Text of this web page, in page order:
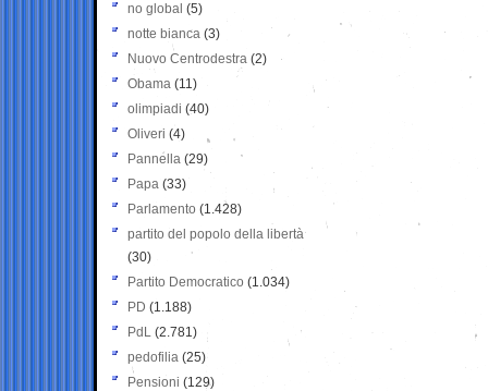
no global (5)
notte bianca (3)
Nuovo Centrodestra (2)
Obama (11)
olimpiadi (40)
Oliveri (4)
Pannella (29)
Papa (33)
Parlamento (1.428)
partito del popolo della libertà
(30)
Partito Democratico (1.034)
PD (1.188)
PdL (2.781)
pedofilia (25)
Pensioni (129)